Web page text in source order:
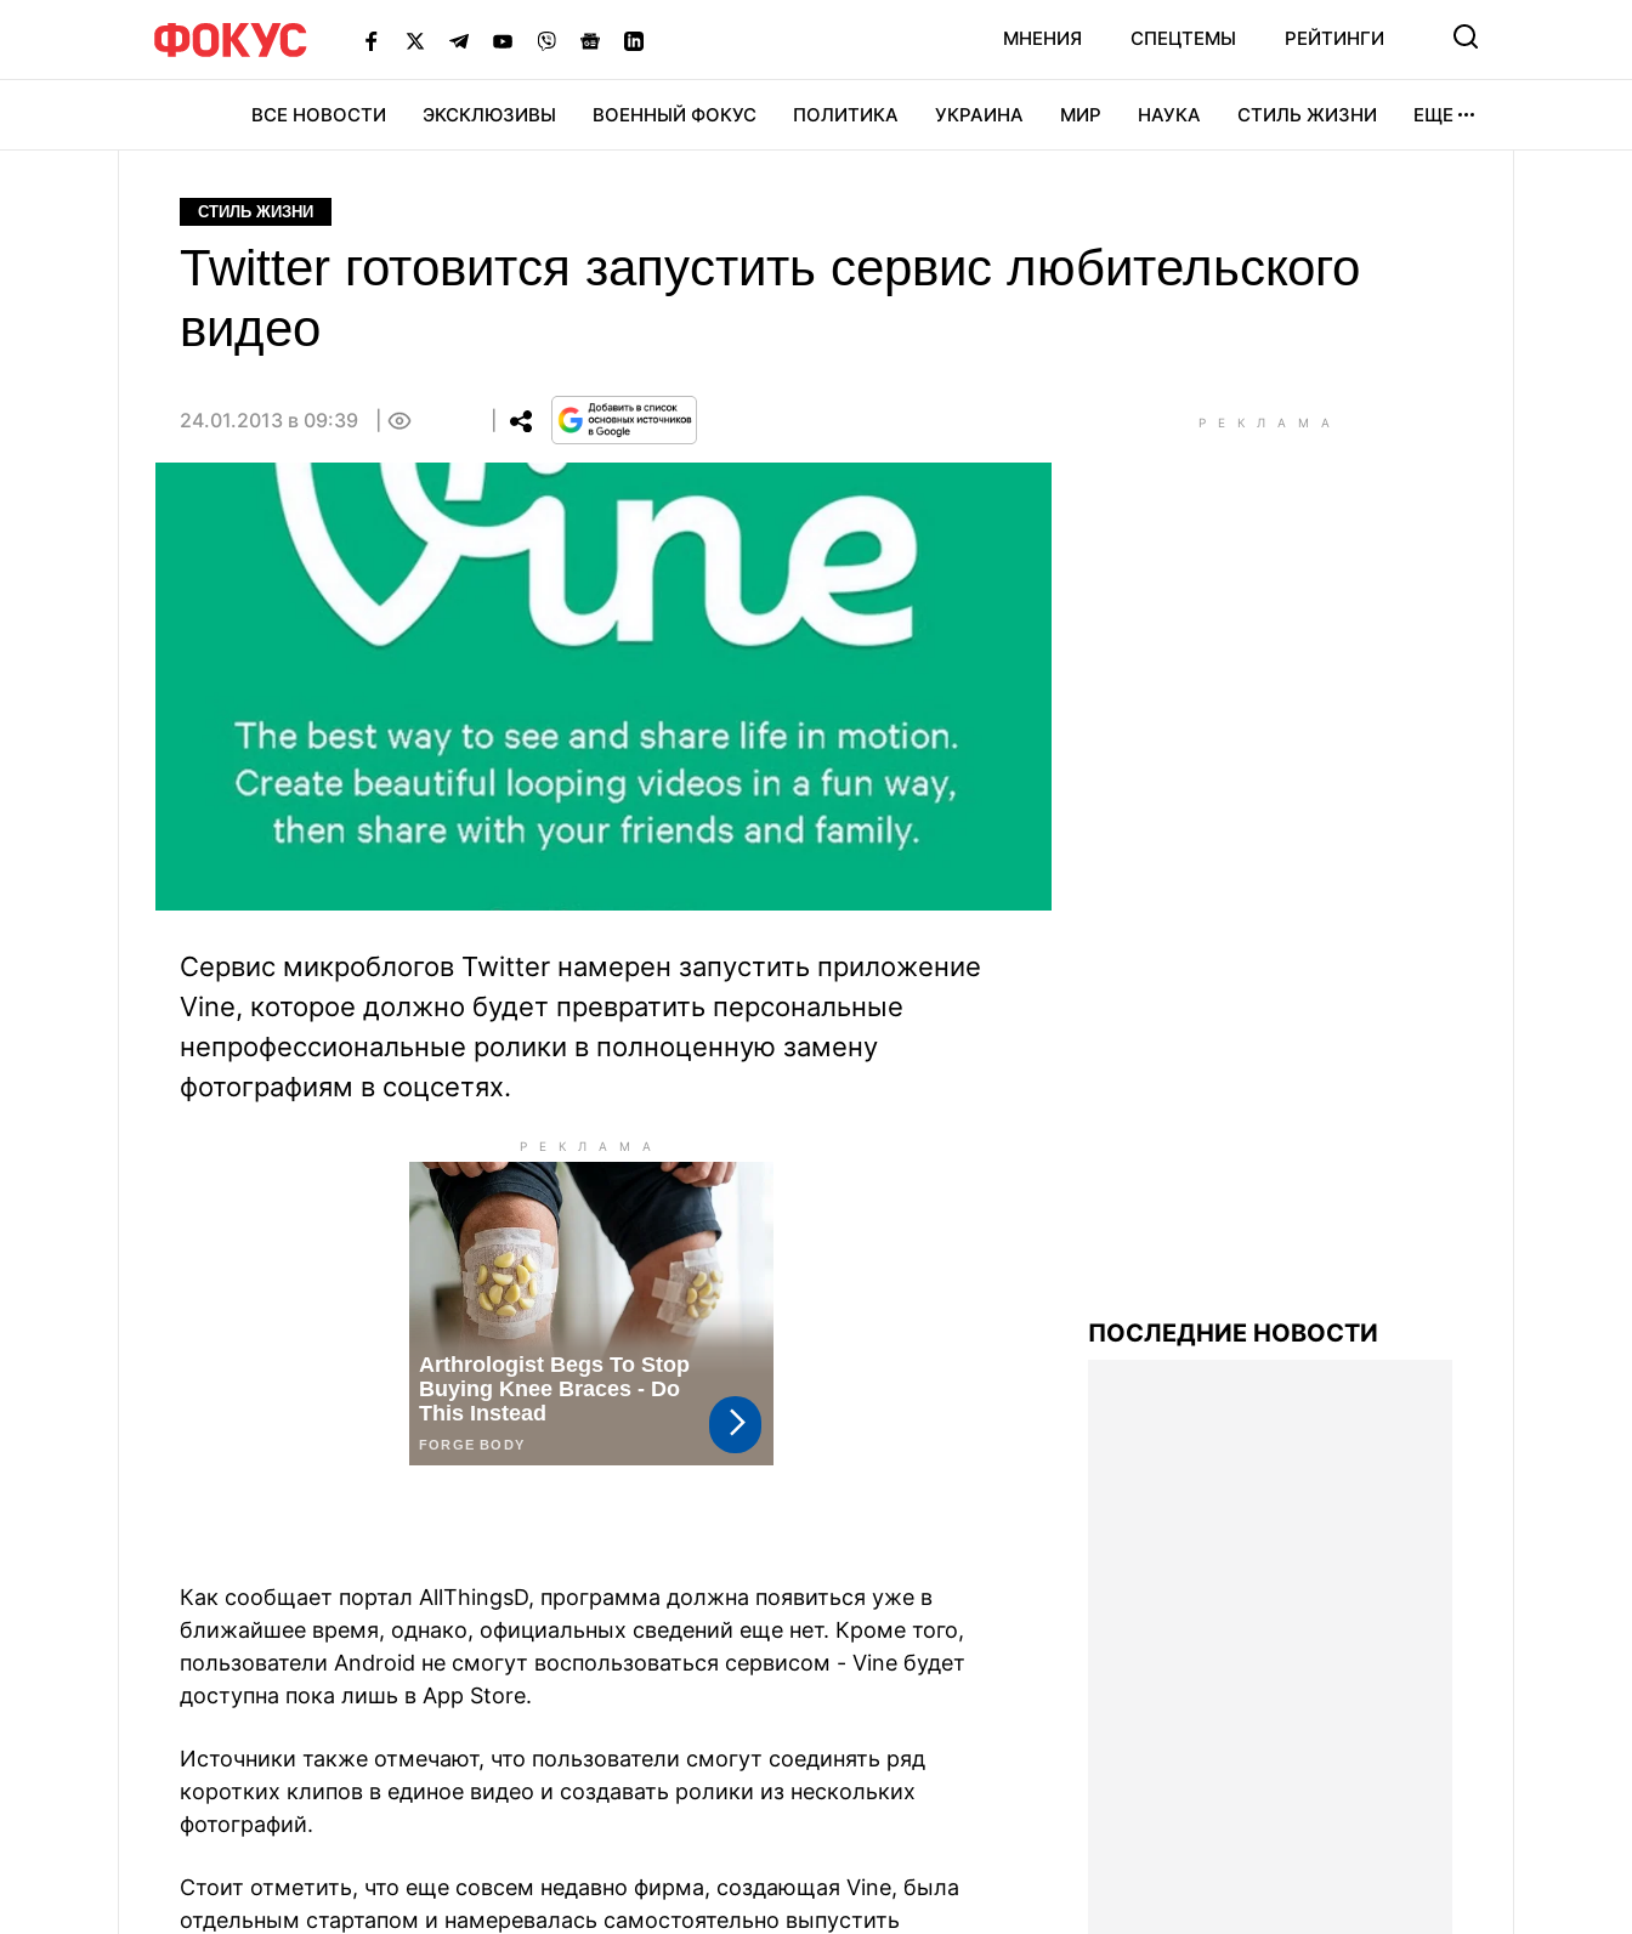
МНЕНИЯ СПЕЦТЕМЫ РЕЙТИНГИ
ВСЕ НОВОСТИ ЭКСКЛЮЗИВЫ ВОЕННЫЙ ФОКУС ПОЛИТИКА УКРАИНА МИР НАУКА СТИЛЬ ЖИЗНИ ЕЩЕ
СТИЛЬ ЖИЗНИ
Twitter готовится запустить сервис любительского
видео
24.01.2013 в 09:39
Сервис микроблогов Twitter намерен запустить приложение
Vine, которое должно будет превратить персональные
непрофессиональные ролики в полноценную замену
фотографиям в соцсетях.
Как сообщает портал AllThingsD, программа должна появиться уже в
ближайшее время, однако, официальных сведений еще нет. Кроме того,
пользователи Android не смогут воспользоваться сервисом - Vine будет
доступна пока лишь в App Store.
Источники также отмечают, что пользователи смогут соединять ряд
коротких клипов в единое видео и создавать ролики из нескольких
фотографий.
Стоит отметить, что еще совсем недавно фирма, создающая Vine, была
отдельным стартапом и намеревалась самостоятельно выпустить
ПОСЛЕДНИЕ НОВОСТИ